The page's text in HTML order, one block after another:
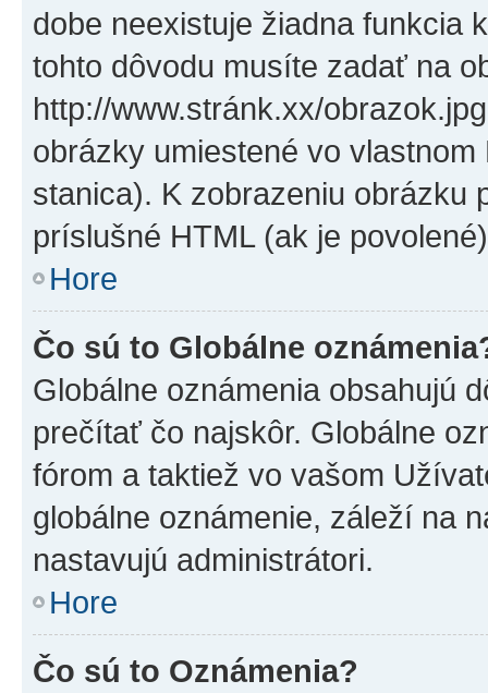
dobe neexistuje žiadna funkcia
tohto dôvodu musíte zadať na
http://www.stránk.xx/
obrázky umiestené vo
stanica). K zobrazeniu obrázku
príslušné HTML (ak je
Hore
Čo sú to Globálne
Globálne oznámenia obsahujú
prečítať čo najskôr. Globálne
fórom a taktiež vo vašom
globálne oznámenie, záleží na
nastavujú administrátori.
Hore
Čo sú to Oznámenia?